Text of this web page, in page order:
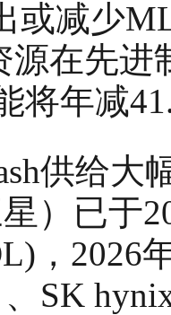
或减少
源在先进
将年减
供给大
星）已于
，2026
SK